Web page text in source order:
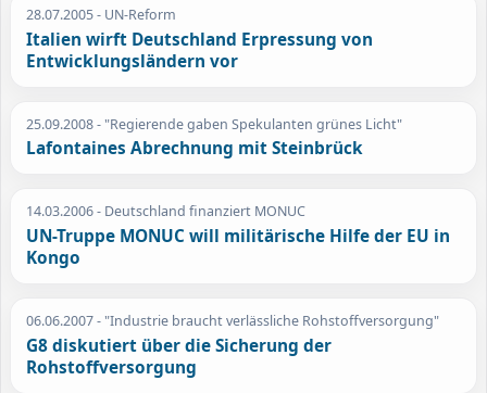
28.07.2005- UN-Reform
Italien wirft Deutschland Erpressung von
Entwicklungsländern vor
25.09.2008- "Regierende gaben Spekulanten grünes Licht"
Lafontaines Abrechnung mit Steinbrück
14.03.2006- Deutschland finanziert MONUC
UN-Truppe MONUC will militärische Hilfe der EU in
Kongo
06.06.2007- "Industrie braucht verlässliche Rohstoffversorgung"
G8 diskutiert über die Sicherung der
Rohstoffversorgung